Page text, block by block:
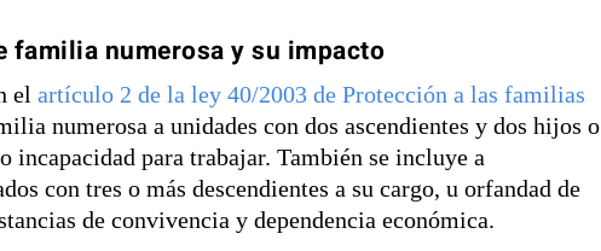
familia numerosa y su impacto
elartículo 2 de la ley 40/2003 de Protección a las familias
numerosa a unidades con dos ascendientes y dos hijos o
incapacidad para trabajar. También se incluye a
con tres o más descendientes a su cargo, u orfandad de
de convivencia y dependencia económica.